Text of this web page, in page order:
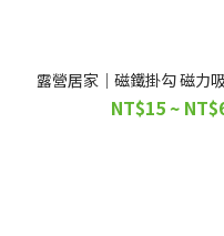
露營居家｜磁鐵掛勾 磁力
NT$15 ~